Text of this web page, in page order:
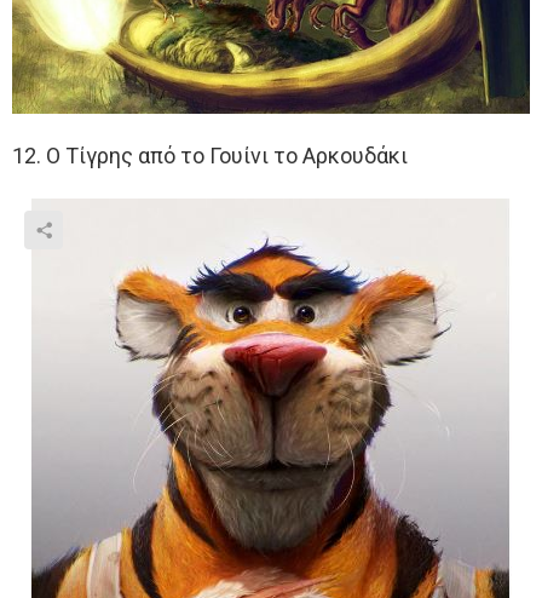
12. Ο Τίγρης από το Γουίνι το Αρκουδάκι